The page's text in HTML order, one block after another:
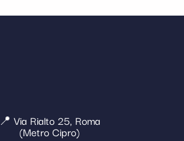
📍 Via Rialto 25, Roma
(Metro Cipro)